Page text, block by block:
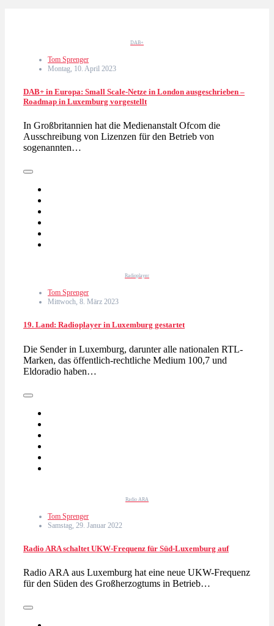
DAB+
Tom Sprenger
Montag, 10. April 2023
DAB+ in Europa: Small Scale-Netze in London ausgeschrieben –
Roadmap in Luxemburg vorgestellt
In Großbritannien hat die Medienanstalt Ofcom die
Ausschreibung von Lizenzen für den Betrieb von
sogenannten…
Radioplayer
Tom Sprenger
Mittwoch, 8. März 2023
19. Land: Radioplayer in Luxemburg gestartet
Die Sender in Luxemburg, darunter alle nationalen RTL-
Marken, das öffentlich-rechtliche Medium 100,7 und
Eldoradio haben…
Radio ARA
Tom Sprenger
Samstag, 29. Januar 2022
Radio ARA schaltet UKW-Frequenz für Süd-Luxemburg auf
Radio ARA aus Luxemburg hat eine neue UKW-Frequenz
für den Süden des Großherzogtums in Betrieb…